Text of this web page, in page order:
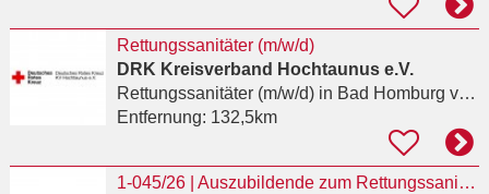
Rettungssanitäter (m/w/d)
DRK Kreisverband Hochtaunus e.V.
Rettungssanitäter (m/w/d)in Bad Homburg vor der Höhe
Entfernung: 132,5km
1-045/26 | Auszubildende zum Rettungssanitäter (m/w/d)